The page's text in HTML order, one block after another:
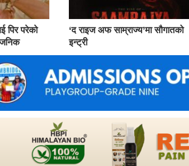
पिर परेको
‘द राइज अफ साम्राज्य’मा सौगातको
इन्ट्री